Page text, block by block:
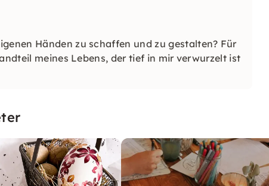
Händen zu schaffen und zu gestalten? Für
meines Lebens, der tief in mir verwurzelt ist